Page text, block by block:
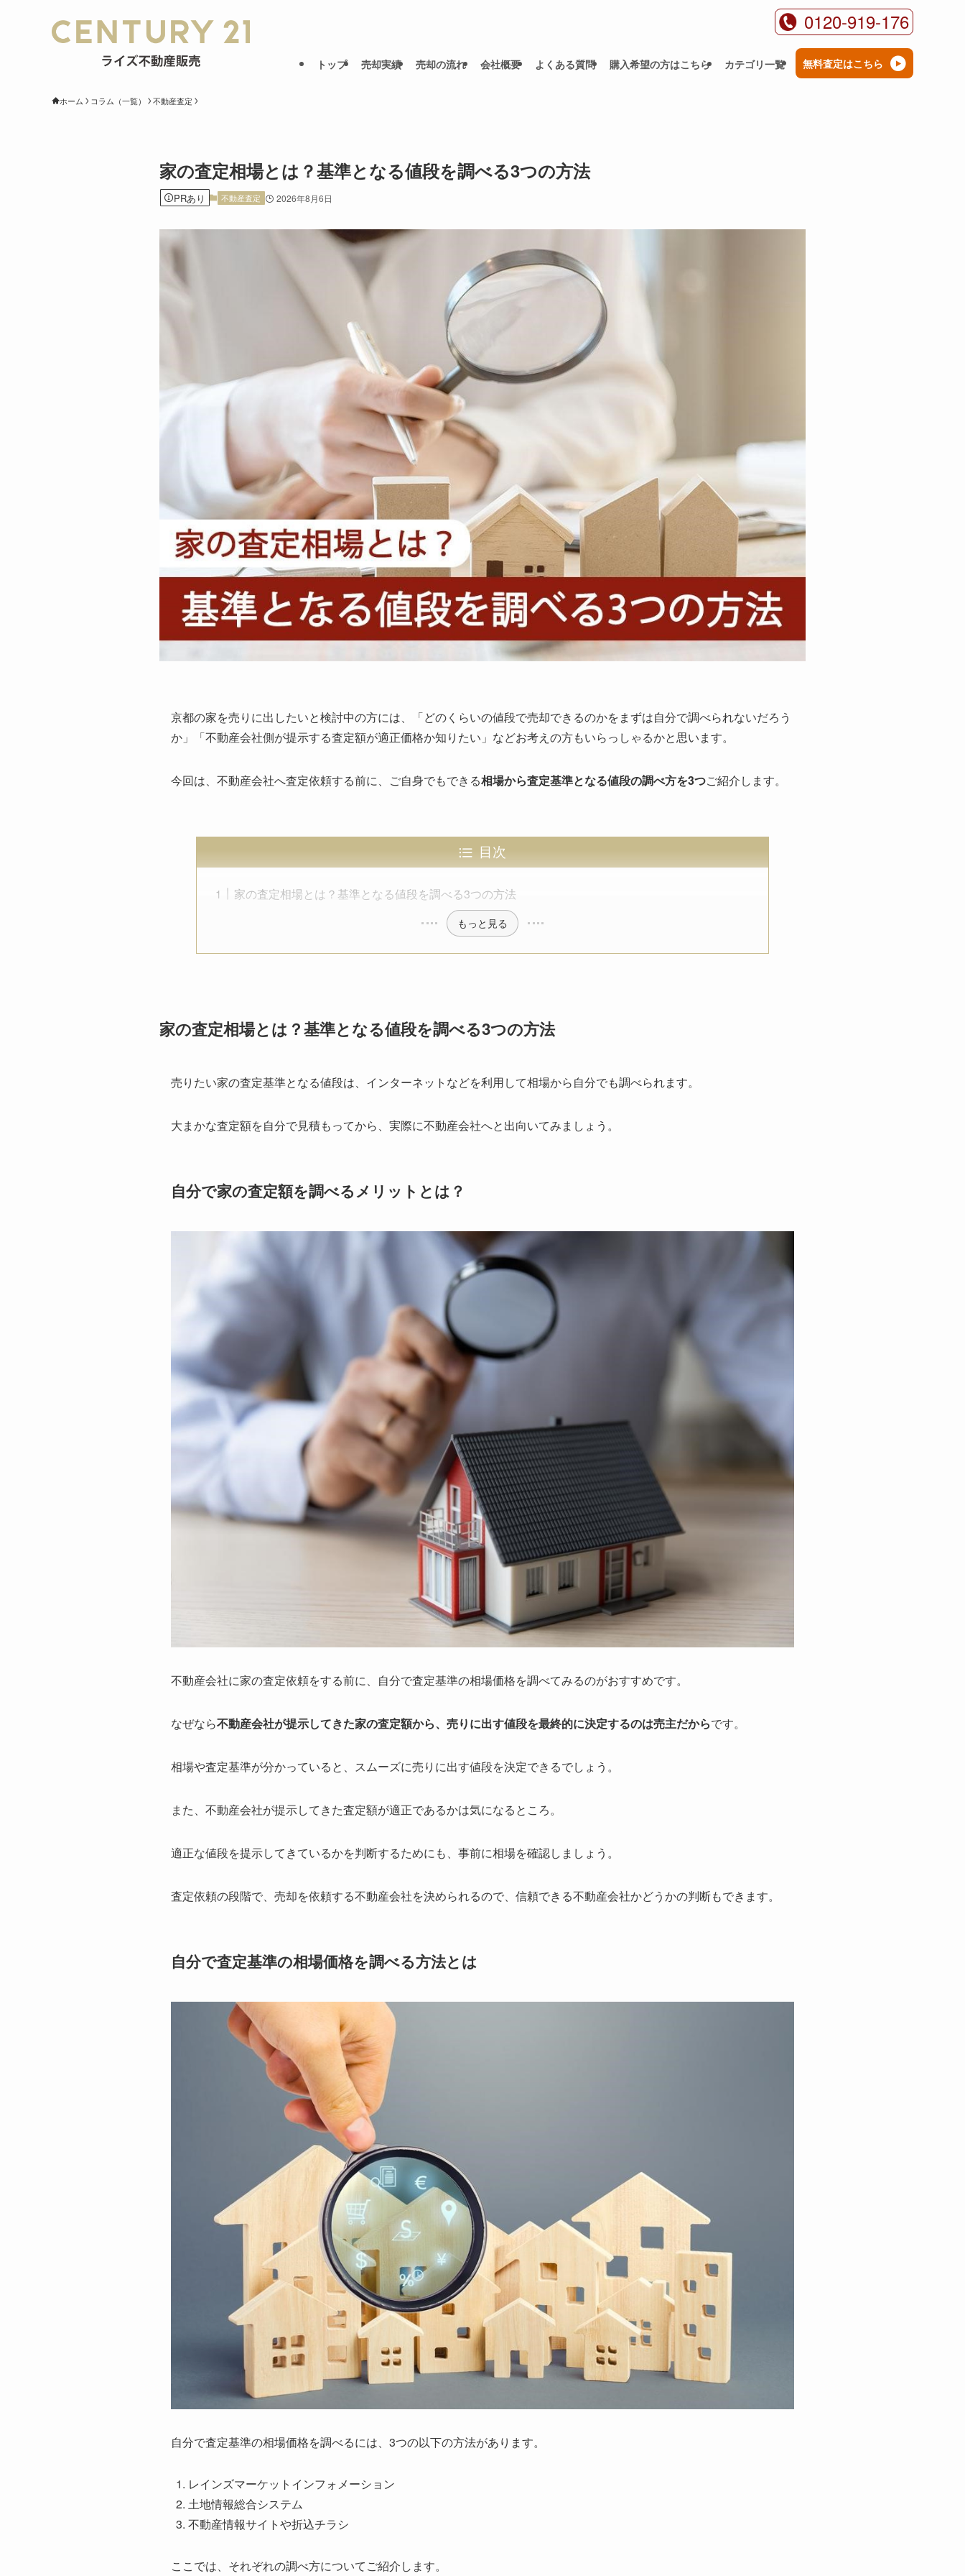
トップ 売却実績 売却の流れ 会社概要 よくある質問 購入希望の方はこちら カテゴリ一覧 無料査定はこちら
0120-919-176
ホーム コラム（一覧） 不動産査定
家の査定相場とは？基準となる値段を調べる3つの方法
PRあり 不動産査定 2026年8月6日
京都の家を売りに出したいと検討中の方には、「どのくらいの値段で売却できるのかをまずは自分で調べられないだろう
か」「不動産会社側が提示する査定額が適正価格か知りたい」などお考えの方もいらっしゃるかと思います。
今回は、不動産会社へ査定依頼する前に、ご自身でもできる相場から査定基準となる値段の調べ方を3つご紹介します。
目次
家の査定相場とは？基準となる値段を調べる3つの方法
もっと見る
家の査定相場とは？基準となる値段を調べる3つの方法
売りたい家の査定基準となる値段は、インターネットなどを利用して相場から自分でも調べられます。
大まかな査定額を自分で見積もってから、実際に不動産会社へと出向いてみましょう。
自分で家の査定額を調べるメリットとは？
不動産会社に家の査定依頼をする前に、自分で査定基準の相場価格を調べてみるのがおすすめです。
なぜなら不動産会社が提示してきた家の査定額から、売りに出す値段を最終的に決定するのは売主だからです。
相場や査定基準が分かっていると、スムーズに売りに出す値段を決定できるでしょう。
また、不動産会社が提示してきた査定額が適正であるかは気になるところ。
適正な値段を提示してきているかを判断するためにも、事前に相場を確認しましょう。
査定依頼の段階で、売却を依頼する不動産会社を決められるので、信頼できる不動産会社かどうかの判断もできます。
自分で査定基準の相場価格を調べる方法とは
自分で査定基準の相場価格を調べるには、3つの以下の方法があります。
レインズマーケットインフォメーション
土地情報総合システム
不動産情報サイトや折込チラシ
ここでは、それぞれの調べ方についてご紹介します。